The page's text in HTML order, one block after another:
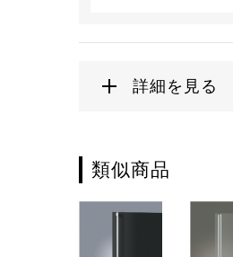
詳細を見る
類似商品